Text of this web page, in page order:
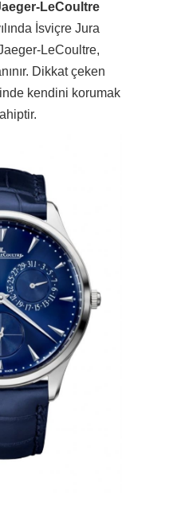
LeCoultre
İsviçre Jura
LeCoultre,
Dikkat çeken
kendini korumak